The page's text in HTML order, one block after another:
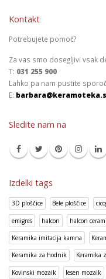
Kontakt
Potrebujete pomoč?
Za vas smo dosegljivi vsak
T: 031 255 900
Lahko pa nam pustite
E:
Sledite nam na
Izdelki tags
3D ploščice Bele ploščice
emigres halcon halcon
Keramika imitacija kamna
Keramika za hodnik Keramika
Kovinski mozaik lesen mozaik